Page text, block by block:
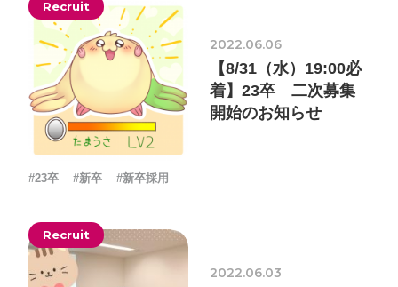
Recruit
2022.06.06
【8/31（水）19:00必
着】23卒 二次募集
開始のお知らせ
#23卒 #新卒 #新卒採用
Recruit
2022.06.03